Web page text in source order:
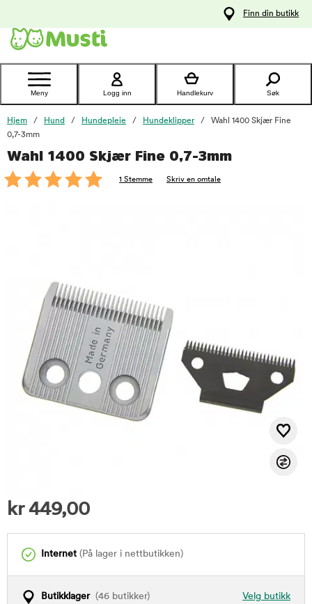
Kontakt
kundeservice
Finn din butikk
Meny Logg inn Handlekurv Søk
Hjem Hund Hundepleie Hundeklipper
Wahl 1400 Skjær Fine
0,7-3mm
Wahl 1400 Skjær Fine 0,7-3mm
1 Stemme Skriv en omtale
kr 449,00
Internet (På lager i nettbutikken)
Velg butikk
Butikklager(46 butikker)
foo